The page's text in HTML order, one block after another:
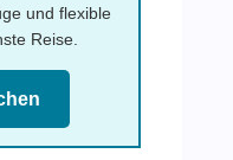
und flexible
Reise.